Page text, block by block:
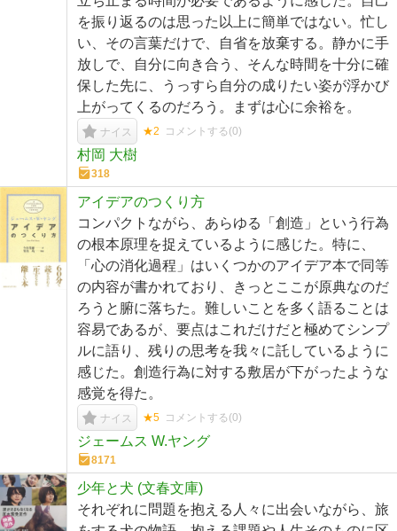
を振り返るのは思った以上に簡単ではない。忙し
い、その言葉だけで、自省を放棄する。静かに手
放しで、自分に向き合う、そんな時間を十分に確
保した先に、うっすら自分の成りたい姿が浮かび
上がってくるのだろう。まずは心に余裕を。
ナイス ★2 コメントする(0)
村岡 大樹
318
アイデアのつくり方
コンパクトながら、あらゆる「創造」という行為
の根本原理を捉えているように感じた。特に、
「心の消化過程」はいくつかのアイデア本で同等
の内容が書かれており、きっとここが原典なのだ
ろうと腑に落ちた。難しいことを多く語ることは
容易であるが、要点はこれだけだと極めてシンプ
ルに語り、残りの思考を我々に託しているように
感じた。創造行為に対する敷居が下がったような
感覚を得た。
ナイス ★5 コメントする(0)
ジェームス W.ヤング
8171
少年と犬 (文春文庫)
それぞれに問題を抱える人々に出会いながら、旅